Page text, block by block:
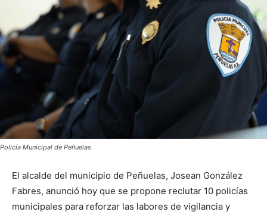
Policía Municipal de Peñuelas
El alcalde del municipio de Peñuelas, Josean González
Fabres, anunció hoy que se propone reclutar 10 policías
municipales para reforzar las labores de vigilancia y